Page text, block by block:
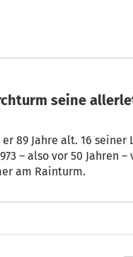
war
– also vor 50 Jahren
am Rainturm.